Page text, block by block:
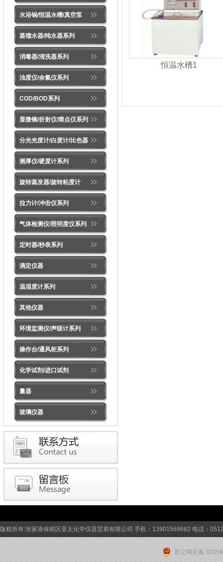
水浴锅/恒温水槽/真空泵
蒸馏水器/纯水器系列
消毒器/清洗器系列
浊度仪/余氯仪系列
COD/BOD系列
显微镜/折射仪/熔点仪系列
分光光度计/白度计/比色器
测厚仪/硬度计系列
旋转蒸发器/旋转粘度计
拉力计/冲击仪系列
气体检测仪/照明度仪系列
定时器/秒表系列
滴定仪器
温湿度计系列
其他仪器
环境监测仪/声级计系列
操作台/通风柜系列
化学试剂/进口试剂
量器
玻璃仪器
恒温水槽1
版权所有:张家港保税区亚太化学仪器贸易有限公司 手机：13901569682 电话：
苏公网安备